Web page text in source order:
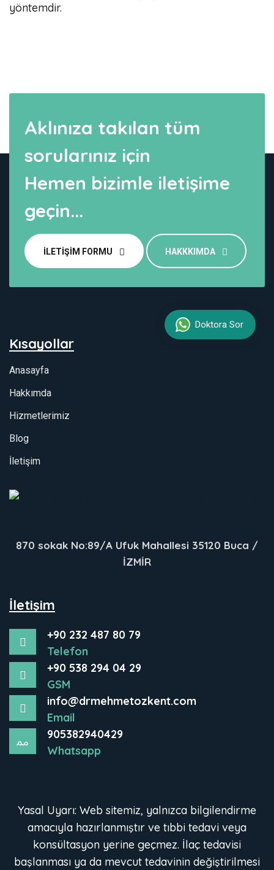
yöntemdir.
Doktora Sor
Aklınıza takılan tüm
sorularınız için
Hemen bizimle iletişime
geçin...
İLETIŞIM FORMU HAKKKIMDA
Kısayollar
Anasayfa
Hakkımda
Hizmetlerimiz
Blog
İletişim
870 sokak No:89/A Ufuk Mahallesi 35120 Buca /
İZMİR
İletişim
+90 232 487 80 79
Telefon
+90 538 294 04 29
GSM
info@drmehmetozkent.com
Email
905382940429
Whatsapp
Yasal Uyarı: Web sitemiz, yalnızca bilgilendirme
amacıyla hazırlanmıştır ve tıbbi tedavi veya
konsültasyon yerine geçmez. İlaç tedavisi
başlanması ya da mevcut tedavinin değiştirilmesi